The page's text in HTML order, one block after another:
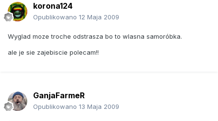
korona124
Opublikowano 12 Maja 2009
Wyglad moze troche odstrasza bo to wlasna samoróbka.
ale je sie zajebiscie polecam!!
GanjaFarmeR
Opublikowano 13 Maja 2009